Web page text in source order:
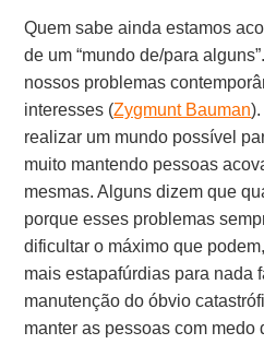
Quem sabe ainda estamos
de um “mundo de/para
nossos problemas
interesses (Zygmunt Bauman
realizar um mundo possível
muito mantendo pessoas
mesmas. Alguns dizem que
porque esses problemas
dificultar o máximo que
mais estapafúrdias para nada
manutenção do óbvio
manter as pessoas com medo